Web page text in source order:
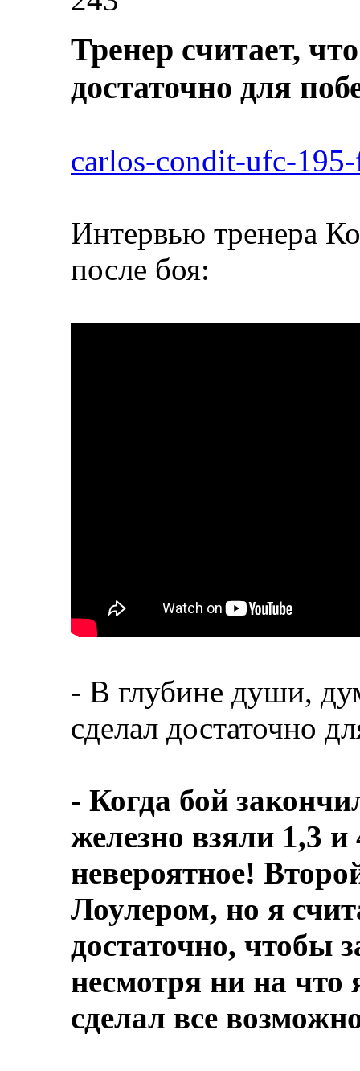
Тренер считает,
достаточно для
carlos-condit-ufc-
Интервью тренера
после боя:
- В глубине души,
сделал достаточно
- Когда бой
железно взяли 1,3
невероятное!
Лоулером, но я
достаточно, чтобы
несмотря ни на
сделал все